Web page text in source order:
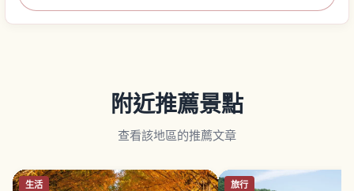
附近推薦景點
查看該地區的推薦文章
生活 旅行